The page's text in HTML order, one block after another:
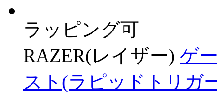
ラッピング可
RAZER(レイザー) ゲ
スト(ラピッドトリガ